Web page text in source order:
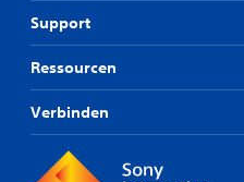
Support
Ressourcen
Verbinden